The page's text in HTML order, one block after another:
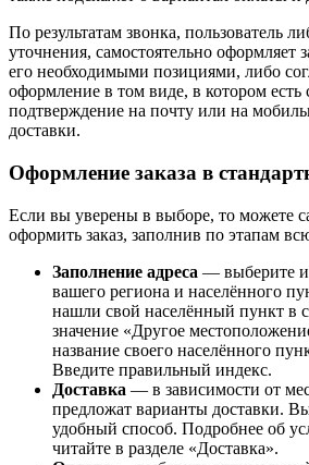
По результатам звонка, пользователь
уточнения, самостоятельно оформляет
его необходимыми позициями, либо
оформление в том виде, в котором есть
подтверждение на почту или на
доставки.
Оформление заказа в
Если вы уверены в выборе, то можете
оформить заказ, заполнив по этапам
Заполнение адреса — выберите
вашего региона и населённого
нашли свой населённый пункт в
значение «Другое
название своего населённого
Введите правильный индекс.
Доставка — в зависимости от
предложат варианты доставки.
удобный способ. Подробнее об
читайте в разделе «Доставка».